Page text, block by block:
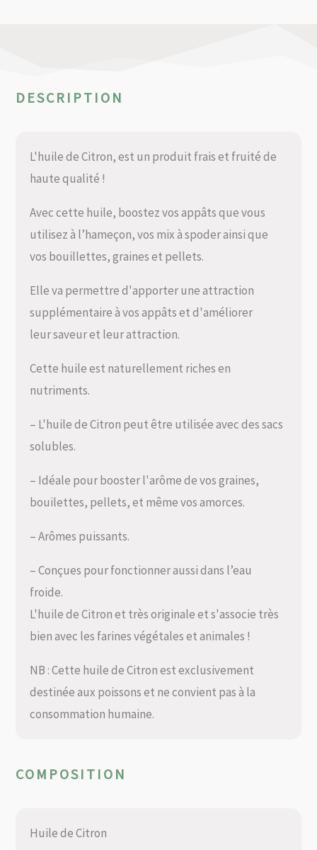
DESCRIPTION
L'huile de Citron, est un produit frais et fruité de
haute qualité !
Avec cette huile, boostez vos appâts que vous
utilisez à l’hameçon, vos mix à spoder ainsi que
vos bouillettes, graines et pellets.
Elle va permettre d'apporter une attraction
supplémentaire à vos appâts et d'améliorer
leur saveur et leur attraction.
Cette huile est naturellement riches en
nutriments.
– L'huile de Citron peut être utilisée avec des sacs
solubles.
– Idéale pour booster l'arôme de vos graines,
bouilettes, pellets, et même vos amorces.
– Arômes puissants.
– Conçues pour fonctionner aussi dans l’eau
froide.
L'huile de Citron et très originale et s'associe très
bien avec les farines végétales et animales !
NB : Cette huile de Citron est exclusivement
destinée aux poissons et ne convient pas à la
consommation humaine.
COMPOSITION
Huile de Citron